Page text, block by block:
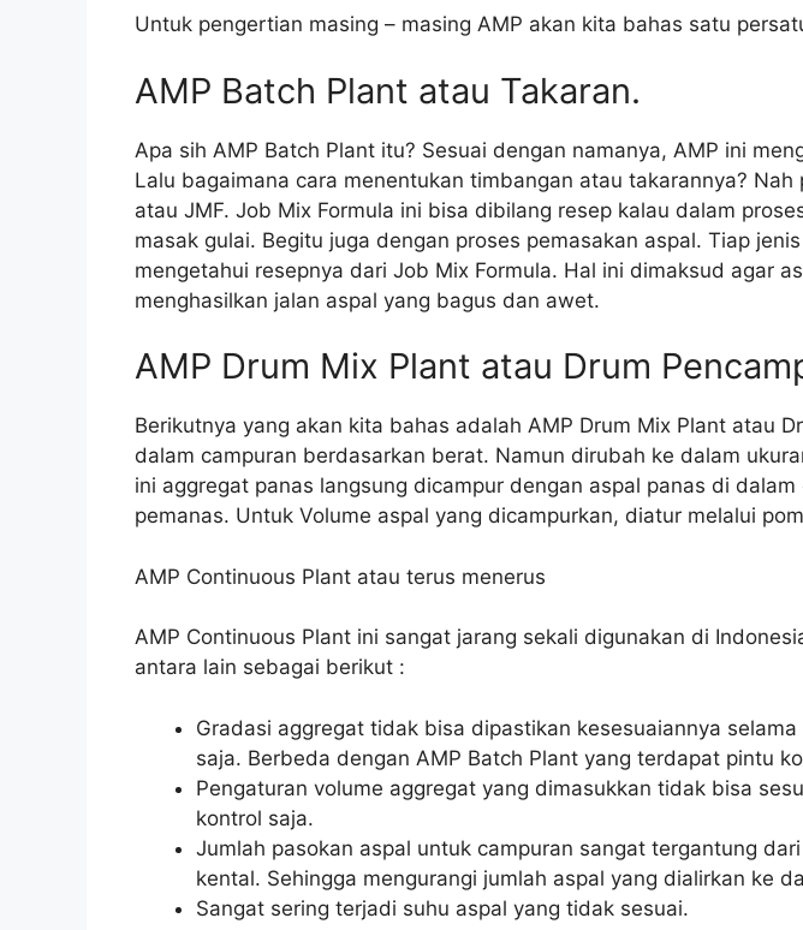
Untuk pengertian masing – masing AMP akan kita bahas satu
AMP Batch Plant atau Takaran.
Apa sih AMP Batch Plant itu? Sesuai dengan namanya, AMP ini
Lalu bagaimana cara menentukan timbangan atau takarannya?
atau JMF. Job Mix Formula ini bisa dibilang resep kalau dalam
masak gulai. Begitu juga dengan proses pemasakan aspal. Tiap
mengetahui resepnya dari Job Mix Formula. Hal ini dimaksud agar
menghasilkan jalan aspal yang bagus dan awet.
AMP Drum Mix Plant atau Drum
Berikutnya yang akan kita bahas adalah AMP Drum Mix Plant atau
dalam campuran berdasarkan berat. Namun dirubah ke dalam
ini aggregat panas langsung dicampur dengan aspal panas di
pemanas. Untuk Volume aspal yang dicampurkan, diatur melalui
AMP Continuous Plant atau terus menerus
AMP Continuous Plant ini sangat jarang sekali digunakan di
antara lain sebagai berikut :
Gradasi aggregat tidak bisa dipastikan kesesuaiannya
saja. Berbeda dengan AMP Batch Plant yang terdapat pintu
Pengaturan volume aggregat yang dimasukkan tidak bisa
kontrol saja.
Jumlah pasokan aspal untuk campuran sangat tergantung
kental. Sehingga mengurangi jumlah aspal yang dialirkan ke
Sangat sering terjadi suhu aspal yang tidak sesuai.